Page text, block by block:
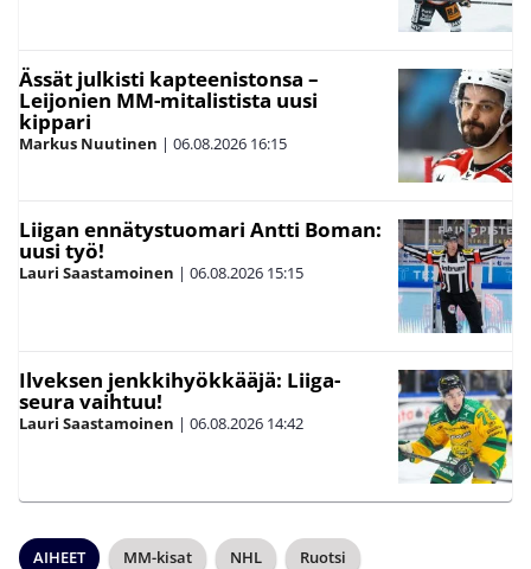
Ässät julkisti kapteenistonsa –
Leijonien MM-mitalistista uusi
kippari
Markus Nuutinen | 06.08.2026 16:15
Liigan ennätystuomari Antti Boman:
uusi työ!
Lauri Saastamoinen | 06.08.2026 15:15
Ilveksen jenkkihyökkääjä: Liiga-
seura vaihtuu!
Lauri Saastamoinen | 06.08.2026 14:42
AIHEET MM-kisat NHL Ruotsi